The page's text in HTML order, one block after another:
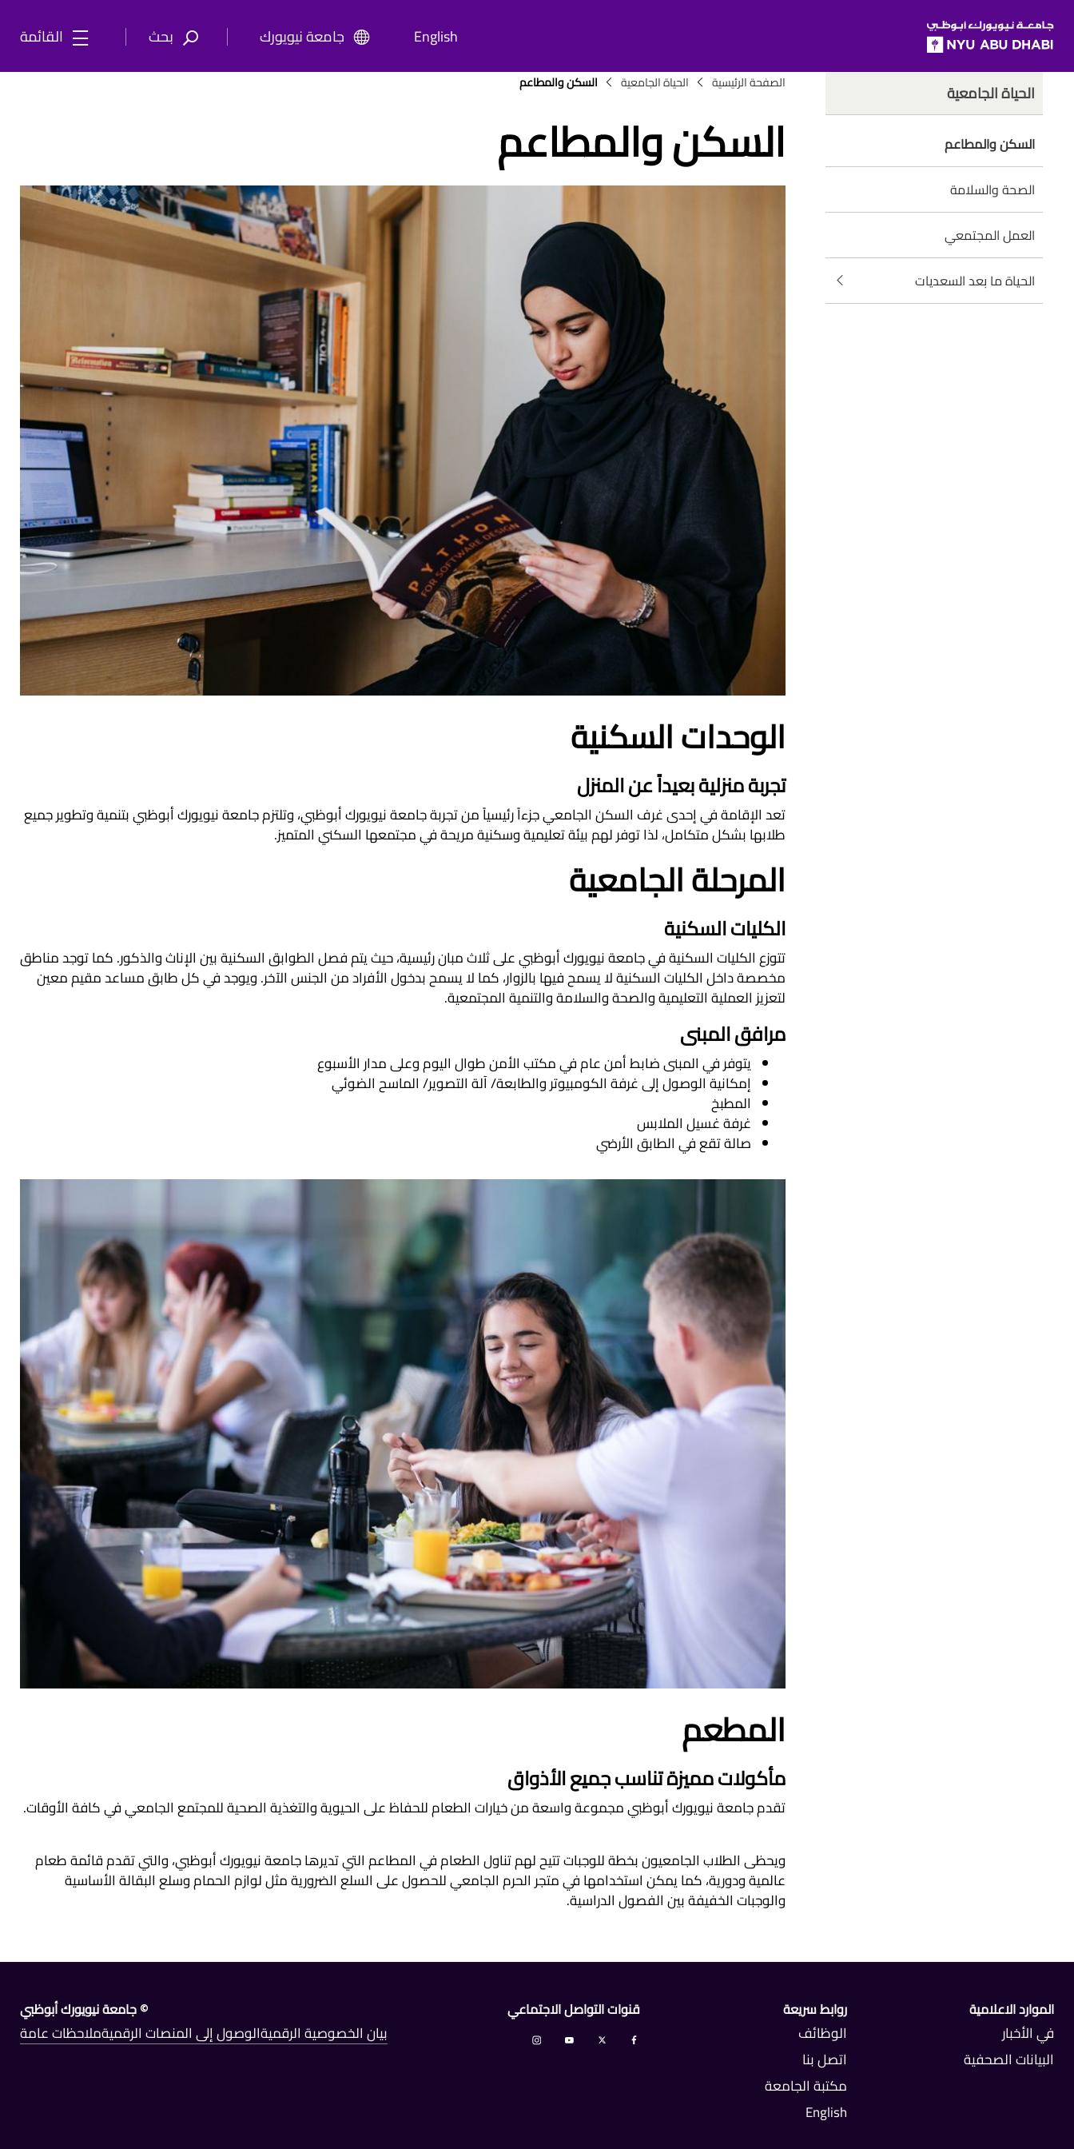
SKIP TO ALL NYU NAVIGATION
SKIP TO MAIN CONTENT
English جامعة نيويورك بحث القائمة
Child
Pages
الحياة الجامعية
السكن والمطاعم
الصحة والسلامة
العمل المجتمعي
الحياة ما بعد السعديات
Breadcrumbs
الصفحة الرئيسية الحياة الجامعية السكن والمطاعم
السكن والمطاعم
الوحدات السكنية
تجربة منزلية بعيداً عن المنزل
تعد الإقامة في إحدى غرف السكن الجامعي جزءاً رئيسياً من تجربة جامعة نيويورك أبوظبي، وتلتزم جامعة نيويورك أبوظبي بتنمية وتطوير جميع
طلابها بشكل متكامل، لذا توفر لهم بيئة تعليمية وسكنية مريحة في مجتمعها السكني المتميز.
المرحلة الجامعية
الكليات السكنية
تتوزع الكليات السكنية في جامعة نيويورك أبوظبي على ثلاث مبان رئيسية، حيث يتم فصل الطوابق السكنية بين الإناث والذكور. كما توجد مناطق
مخصصة داخل الكليات السكنية لا يسمح فيها بالزوار، كما لا يسمح بدخول الأفراد من الجنس الآخر. ويوجد في كل طابق مساعد مقيم معين
لتعزيز العملية التعليمية والصحة والسلامة والتنمية المجتمعية.
مرافق المبنى
يتوفر في المبنى ضابط أمن عام في مكتب الأمن طوال اليوم وعلى مدار الأسبوع
إمكانية الوصول إلى غرفة الكومبيوتر والطابعة/ آلة التصوير/ الماسح الضوئي
المطبخ
غرفة غسيل الملابس
صالة تقع في الطابق الأرضي
المطعم
مأكولات مميزة تناسب جميع الأذواق
تقدم جامعة نيويورك أبوظبي مجموعة واسعة من خيارات الطعام للحفاظ على الحيوية والتغذية الصحية للمجتمع الجامعي في كافة الأوقات.
ويحظى الطلاب الجامعيون بخطة للوجبات تتيح لهم تناول الطعام في المطاعم التي تديرها جامعة نيويورك أبوظبي، والتي تقدم قائمة طعام
عالمية ودورية، كما يمكن استخدامها في متجر الحرم الجامعي للحصول على السلع الضرورية مثل لوازم الحمام وسلع البقالة الأساسية
والوجبات الخفيفة بين الفصول الدراسية.
الموارد الاعلامية
في الأخبار
البيانات الصحفية
روابط سريعة
الوظائف
اتصل بنا
مكتبة الجامعة
English
قنوات التواصل الاجتماعي © جامعة نيويورك أبوظبي
بيان الخصوصية الرقميةالوصول إلى المنصات الرقميةملاحظات عامة